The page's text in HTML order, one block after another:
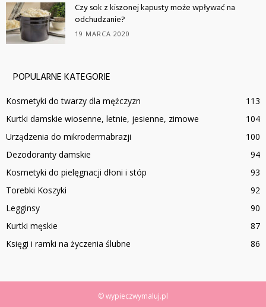
Czy sok z kiszonej kapusty może wpływać na
odchudzanie?
19 MARCA 2020
POPULARNE KATEGORIE
Kosmetyki do twarzy dla mężczyzn
113
Kurtki damskie wiosenne, letnie, jesienne, zimowe
104
Urządzenia do mikrodermabrazji
100
Dezodoranty damskie
94
Kosmetyki do pielęgnacji dłoni i stóp
93
Torebki Koszyki
92
Legginsy
90
Kurtki męskie
87
Księgi i ramki na życzenia ślubne
86
© wypieczwymaluj.pl